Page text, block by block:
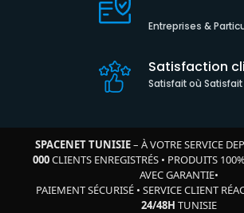
Entreprises &
Satisfaction
Satisfait où Satisfait
SPACENET TUNISIE– À VOTRE SERVICE
000CLIENTS ENREGISTRÉS• PRODUITS
AVEC GARANTIE•
PAIEMENT SÉCURISÉ • SERVICE CLIENT
24/48H TUNISIE